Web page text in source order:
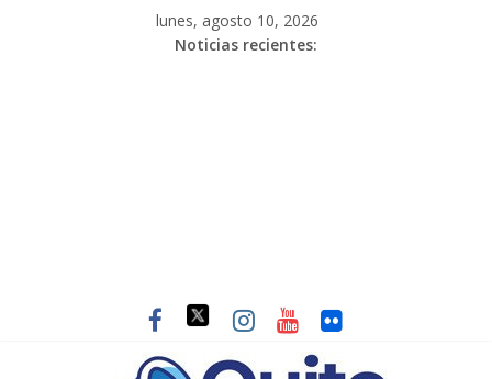
lunes, agosto 10, 2026
Noticias recientes: